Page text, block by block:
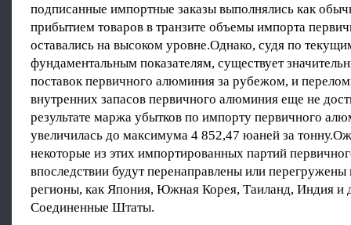
подписанные импортные заказы выполнялись как
прибытием товаров в транзите объемы импорта
оставались на высоком уровне.Однако, судя по
фундаментальным показателям, существует
поставок первичного алюминия за рубежом, и
внутренних запасов первичного алюминия еще не
результате маржа убытков по импорту первичного
увеличилась до максимума 4 852,47 юаней за
некоторые из этих импортированных партий
впоследствии будут перенаправлены или перегружены
регионы, как Япония, Южная Корея, Таиланд, Индия и
Соединенные Штаты.